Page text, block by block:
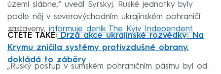
území slábne,“ uvedl Syrskyj. Ruské jednotky byly
podle něj v severovýchodním ukrajinském pohraničí
zastaveny, informuje deník The Kyiv Independent.
ČTĚTE TAKÉ: Drzá akce ukrajinské rozvědky: Na
Krymu zničila systémy protivzdušné obrany,
dokládá to záběry
„Ruský postup v sumském pohraničním pásmu byl od